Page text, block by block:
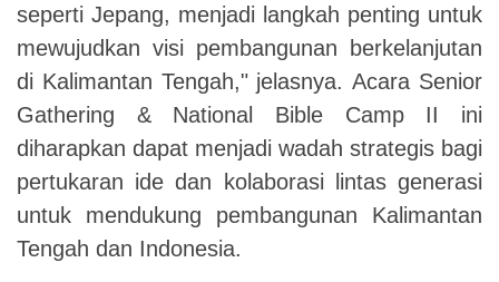
seperti Jepang, menjadi langkah penting untuk
mewujudkan visi pembangunan berkelanjutan
di Kalimantan Tengah," jelasnya.Acara Senior
Gathering & National Bible Camp II ini
diharapkan dapat menjadi wadah strategis bagi
pertukaran ide dan kolaborasi lintas generasi
untuk mendukung pembangunan Kalimantan
Tengah dan Indonesia.